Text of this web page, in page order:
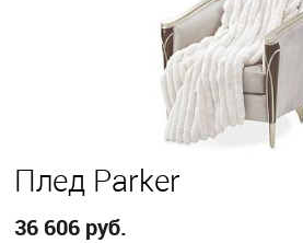
Плед Parker
36 606 руб.